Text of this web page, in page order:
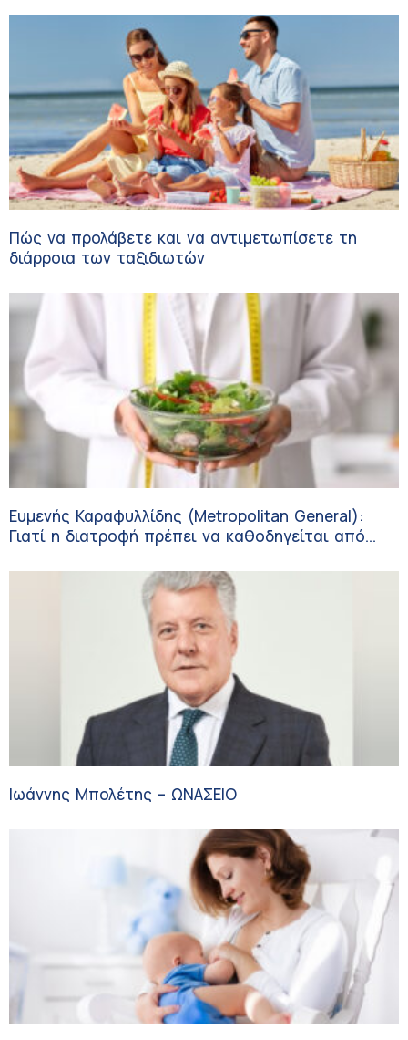
Πώς να προλάβετε και να αντιμετωπίσετε τη
διάρροια των ταξιδιωτών
Ευμενής Καραφυλλίδης (Metropolitan General):
Γιατί η διατροφή πρέπει να καθοδηγείται από
Ιωάννης Μπολέτης – ΩΝΑΣΕΙΟ